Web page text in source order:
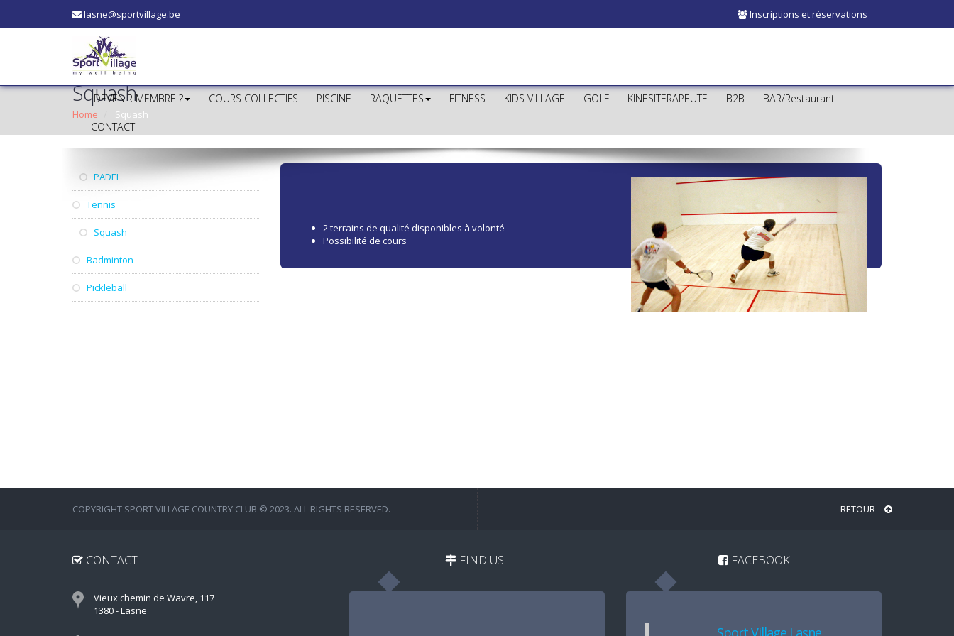
lasne@sportvillage.be Inscriptions et réservations
DEVENIR MEMBRE ? COURS COLLECTIFS PISCINE RAQUETTES FITNESS KIDS VILLAGE GOLF KINESITERAPEUTE B2B BAR/Restaurant
CONTACT
Squash
Home Squash
PADEL
Tennis
Squash
Badminton
Pickleball
2 terrains de qualité disponibles à volonté
Possibilité de cours
COPYRIGHT SPORT VILLAGE COUNTRY CLUB © 2023. ALL RIGHTS RESERVED. RETOUR
CONTACT
Vieux chemin de Wavre, 117
1380 - Lasne
FIND US ! FACEBOOK
Sport Village Lasne